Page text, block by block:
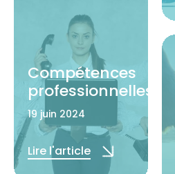
Compétences
professionnelles
19 juin 2024
Lire l'article